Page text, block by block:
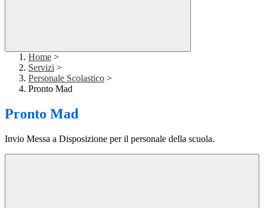
Home >
Servizi >
Personale Scolastico >
Pronto Mad
Pronto Mad
Invio Messa a Disposizione per il personale della scuola.